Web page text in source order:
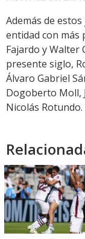
Además de
entidad con más
Fajardo y Walter
presente siglo,
Álvaro Gabriel
Dogoberto Moll,
Nicolás Rotundo.